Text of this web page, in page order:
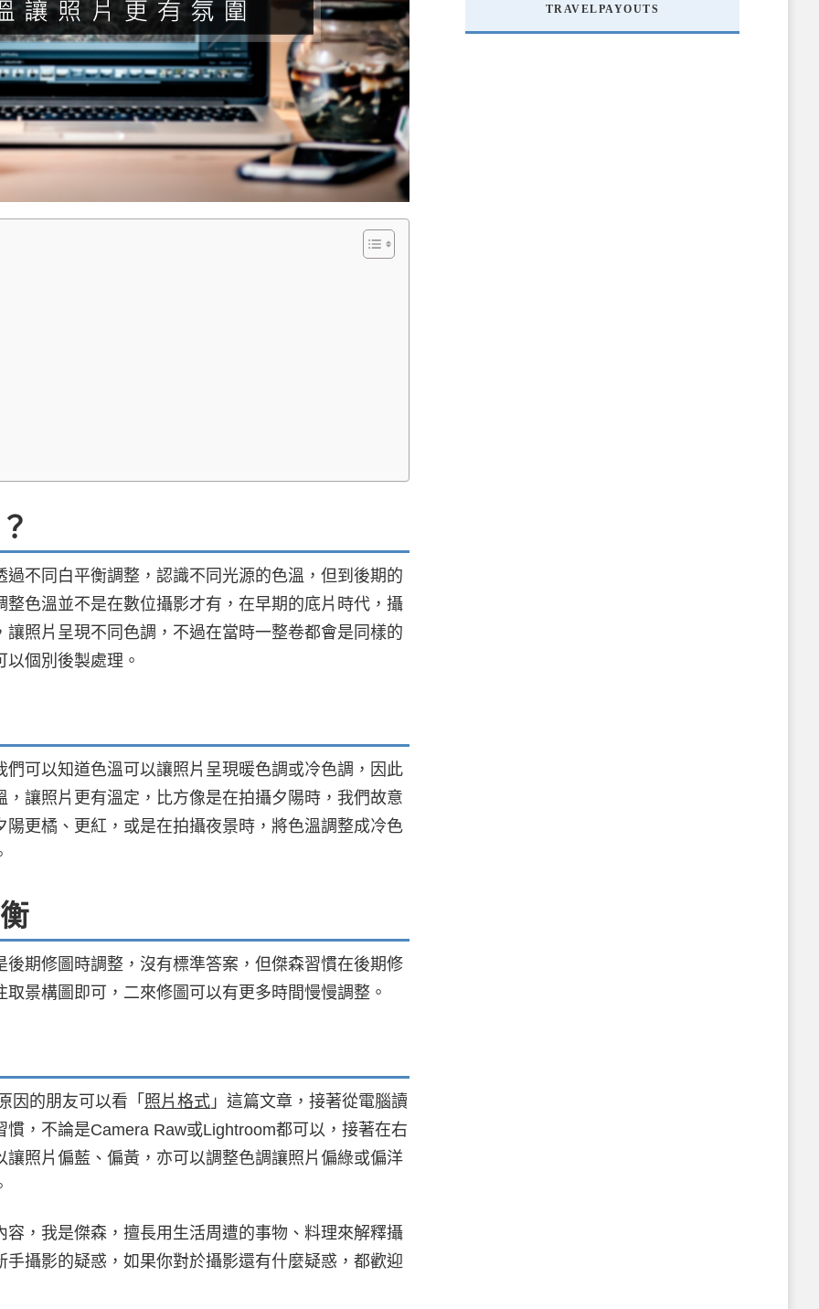
不同白平衡調整，認識不同光源的色溫，但到後期的
色溫並不是在數位攝影才有，在早期的底片時代，攝
照片呈現不同色調，不過在當時一整卷都會是同樣的
個別後製處理。
們可以知道色溫可以讓照片呈現暖色調或冷色調，因此
讓照片更有溫定，比方像是在拍攝夕陽時，我們故意
更橘、更紅，或是在拍攝夜景時，將色溫調整成冷色
期修圖時調整，沒有標準答案，但傑森習慣在後期修
景構圖即可，二來修圖可以有更多時間慢慢調整。
因的朋友可以看「 照片格式」這篇文章，接著從電腦讀
，不論是Camera Raw或Lightroom都可以，接著在右
照片偏藍、偏黃，亦可以調整色調讓照片偏綠或偏洋
，我是傑森，擅長用生活周遭的事物、料理來解釋攝
攝影的疑惑，如果你對於攝影還有什麼疑惑，都歡迎
TRAVELPAYOUTS